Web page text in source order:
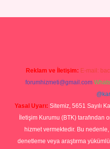
Reklam ve İletişim: E-mail:
forumhizmeti@gmail.com
Yasal Uyarı: Sitemiz, 5651 Sayılı
İletişim Kurumu (BTK) tarafından
hizmet vermektedir. Bu
denetleme veya araştırma